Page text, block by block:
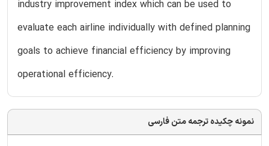
industry improvement index which can be used to
evaluate each airline individually with defined planning
goals to achieve financial efficiency by improving
operational efficiency.
نمونه چکیده ترجمه متن فارسی